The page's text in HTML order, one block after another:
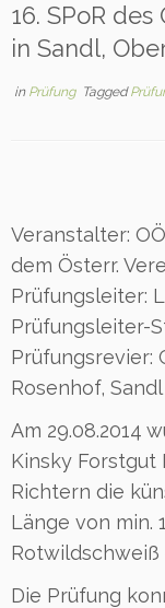
16. SPoR des
in Sandl,
in Prüfung Tagged
Veranstalter:
dem Österr.
Prüfungsleiter:
Prüfungsleiter-
Prüfungsrevier:
Rosenhof, Sandl
Am 29.08.2014
Kinsky Forstgut
Richtern die
Länge von min.
Die Prüfung